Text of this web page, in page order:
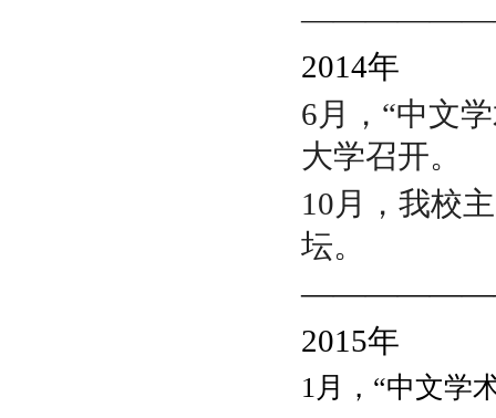
2014年
6月， “中文
大学召开。
10月，我校
坛。
2015年
1月，“中文学